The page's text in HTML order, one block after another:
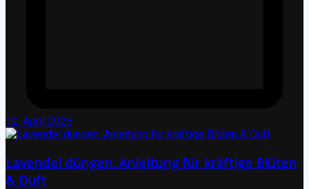
12. April 2026
Lavendel düngen: Anleitung für kräftige Blüten
& Duft